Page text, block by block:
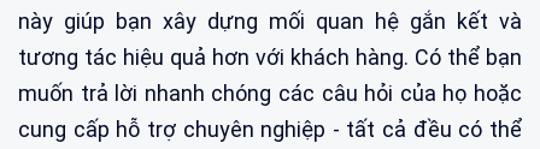
này giúp bạn xây dựng mối quan hệ gắn kết và
tương tác hiệu quả hơn với khách hàng. Có thể bạn
muốn trả lời nhanh chóng các câu hỏi của họ hoặc
cung cấp hỗ trợ chuyên nghiệp - tất cả đều có thể